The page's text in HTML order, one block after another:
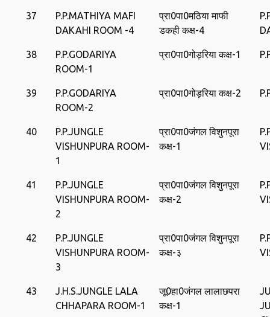
37
P.P.MATHIYA MAFI
DAKAHI ROOM -4
प्रा0पा0मठिया माफी
डकही कक्ष-4
38
P.P.GODARIYA
ROOM-1
प्रा0पा0गोड़रिया कक्ष-1
39
P.P.GODARIYA
ROOM-2
प्रा0पा0गोड़रिया कक्ष-2
40
P.P.JUNGLE
VISHUNPURA ROOM-
1
प्रा0पा0जंगल विशुनपूरा
कक्ष-1
41
P.P.JUNGLE
VISHUNPURA ROOM-
2
प्रा0पा0जंगल विशुनपूरा
कक्ष-2
42
P.P.JUNGLE
VISHUNPURA ROOM-
3
प्रा0पा0जंगल विशुनपूरा
कक्ष-३
43
J.H.S.JUNGLE LALA
CHHAPARA ROOM-1
जू0हा0जंगल लालाछपरा
कक्ष-1